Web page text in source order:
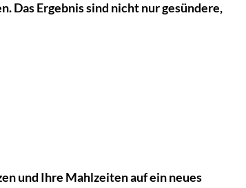
Das Ergebnis sind nicht nur gesündere,
und Ihre Mahlzeiten auf ein neues